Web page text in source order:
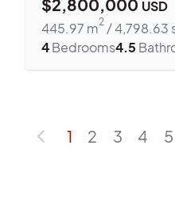
$2,800,000 USD
445.97 m2 /4,798.63
4Bedrooms4.5
1 2 3 4 5